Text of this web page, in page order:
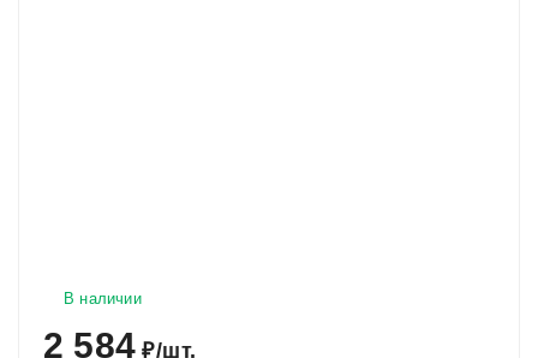
В наличии
2 584 ₽/шт.